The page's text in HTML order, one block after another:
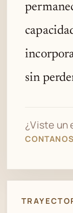
sin
¿Viste un